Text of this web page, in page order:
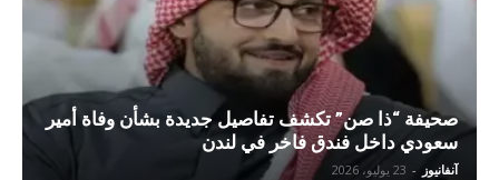
صحيفة “ذا صن” تكشف تفاصيل جديدة بشأن وفاة أمير
سعودي داخل فندق فاخر في لندن
آنفانيوز - 23 يوليو، 2026